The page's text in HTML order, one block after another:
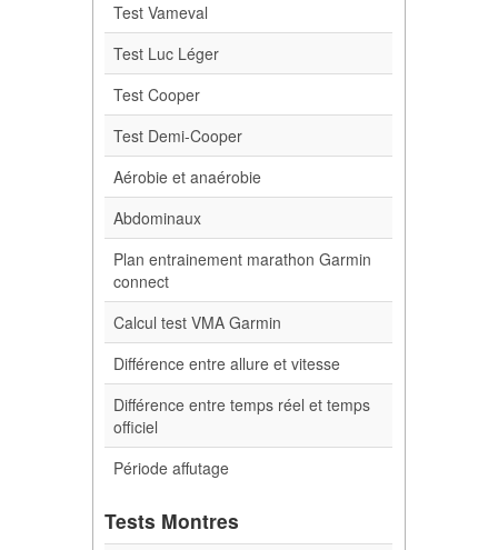
Test Vameval
Test Luc Léger
Test Cooper
Test Demi-Cooper
Aérobie et anaérobie
Abdominaux
Plan entrainement marathon Garmin
connect
Calcul test VMA Garmin
Différence entre allure et vitesse
Différence entre temps réel et temps
officiel
Période affutage
Tests Montres